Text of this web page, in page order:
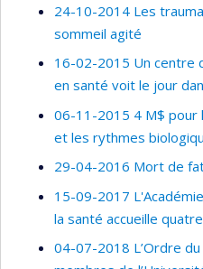
24-10-2014 Les
sommeil agité
16-02-2015 Un centre
en santé voit le jour
06-11-2015 4 M$ pour
et les rythmes
29-04-2016 Mort de
15-09-2017
la santé accueille
04-07-2018 L’Ordre du